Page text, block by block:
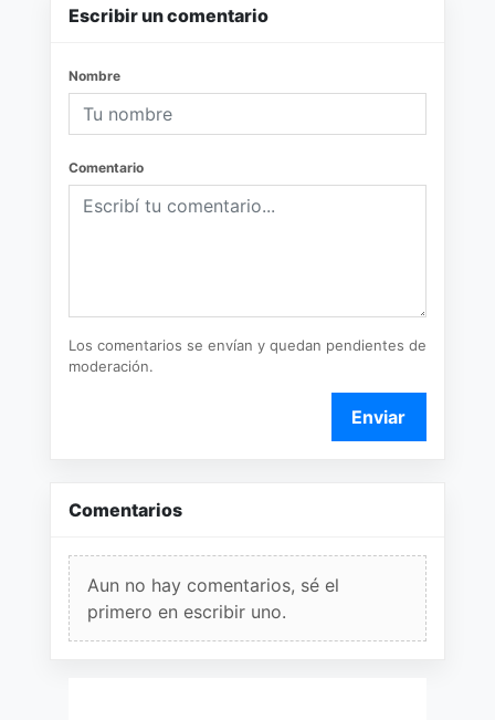
Escribir un comentario
Nombre
Comentario
Los comentarios se envían y quedan pendientes de
moderación.
Enviar
Comentarios
Aun no hay comentarios, sé el
primero en escribir uno.